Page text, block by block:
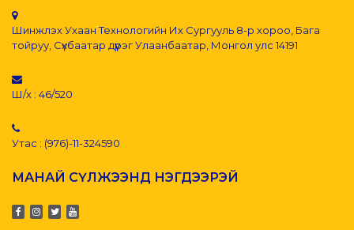
Шинжлэх Ухаан Технологийн Их Сургууль 8-р хороо, Бага
тойруу, Сүхбаатар дүүрэг Улаанбаатар, Монгол улс 14191
Ш/х : 46/520
Утас : (976)-11-324590
МАНАЙ СҮЛЖЭЭНД НЭГДЭЭРЭЙ